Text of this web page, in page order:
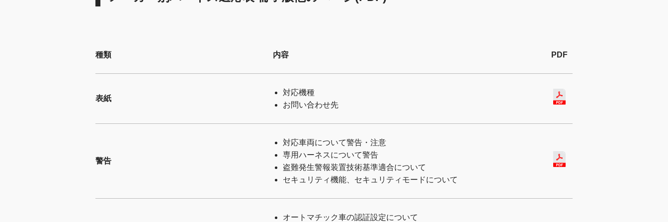
種類 内容 PDF
表紙
対応機種
お問い合わせ先
警告
対応車両について警告・注意
専用ハーネスについて警告
盗難発生警報装置技術基準適合について
セキュリティ機能、セキュリティモードについて
オートマチック車の認証設定について